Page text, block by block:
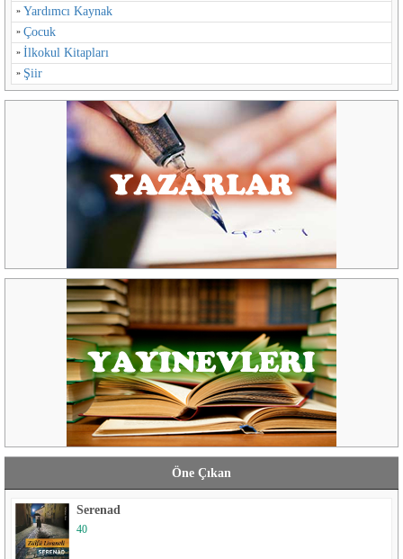
Yardımcı Kaynak
Çocuk
İlkokul Kitapları
Şiir
Öne Çıkan
Serenad
40